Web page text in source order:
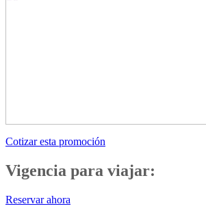
Cotizar esta promoción
Vigencia para viajar:
Reservar ahora